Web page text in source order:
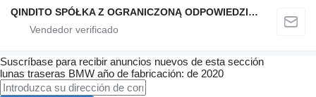
QINDITO SPÓŁKA Z OGRANICZONĄ ODPOWIEDZIALNOŚCIĄ
Suscríbase para recibir anuncios nuevos de esta sección
lunas traseras BMW año de fabricación: de 2020